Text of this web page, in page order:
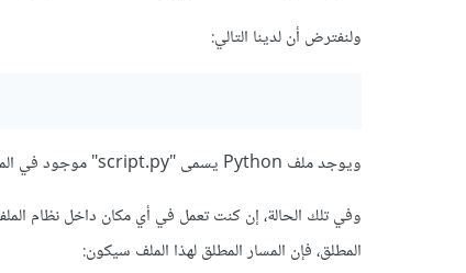
ولنفترض أن لدينا التالي:
ويوجد ملف Python يسمى "script.py" موجود في المجلد C:/users/user/scripts
المطلق، فإن المسار المطلق لهذا الملف سيكون: